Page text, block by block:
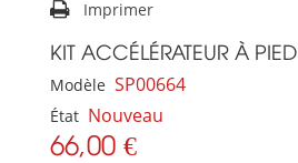
Imprimer
KIT ACCÉLÉRATEUR À PIED
Modèle SP00664
État Nouveau
66,00 €